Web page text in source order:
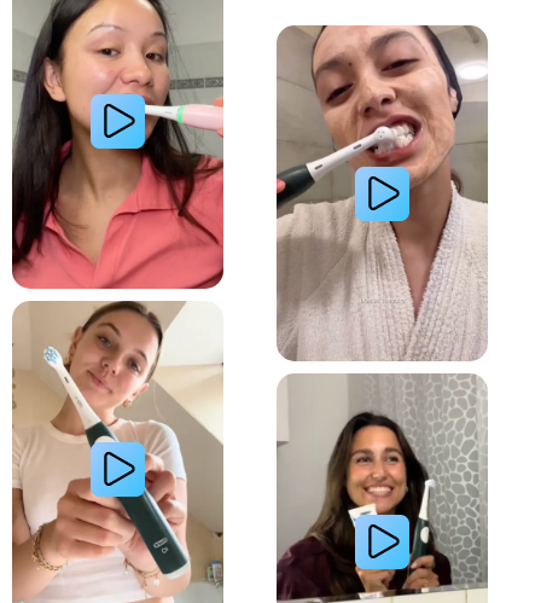
Lire la vidéo : Une jeune femme partage sa
Lire la vidéo : La routine du matin d’une jeune femme avec le système de brosse à dents
Lire la vidéo : Le secret d’une jeune femme